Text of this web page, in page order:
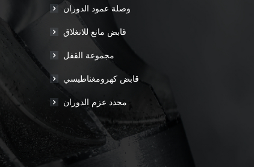
وصلة عمود الدوران
قابض مانع للانغلاق
مجموعة القفل
قابض كهرومغناطيسي
محدد عزم الدوران